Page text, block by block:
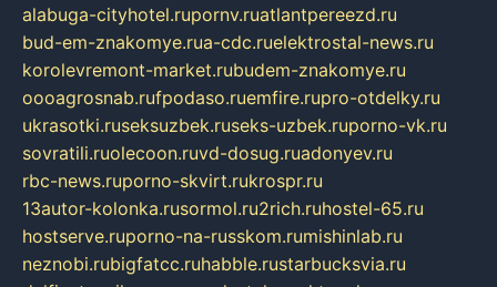
alabuga-cityhotel.rupornv.ruatlantpereezd.ru
bud-em-znakomye.rua-cdc.ruelektrostal-news.ru
korolevremont-market.rubudem-znakomye.ru
oooagrosnab.rufpodaso.ruemfire.rupro-otdelky.ru
ukrasotki.ruseksuzbek.ruseks-uzbek.ruporno-vk.ru
sovratili.ruolecoon.ruvd-dosug.ruadonyev.ru
rbc-news.ruporno-skvirt.rukrospr.ru
13autor-kolonka.rusormol.ru2rich.ruhostel-65.ru
hostserve.ruporno-na-russkom.rumishinlab.ru
neznobi.rubigfatcc.ruhabble.rustarbucksvia.ru